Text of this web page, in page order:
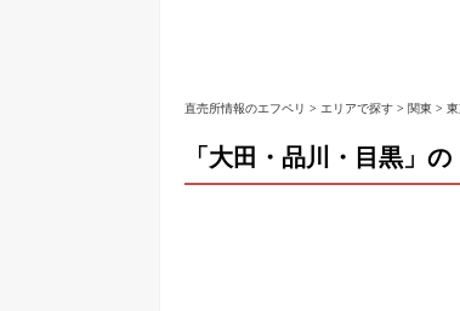
直売所情報のエフペリ > エリアで探す > 関東 >
「大田・品川・目黒」